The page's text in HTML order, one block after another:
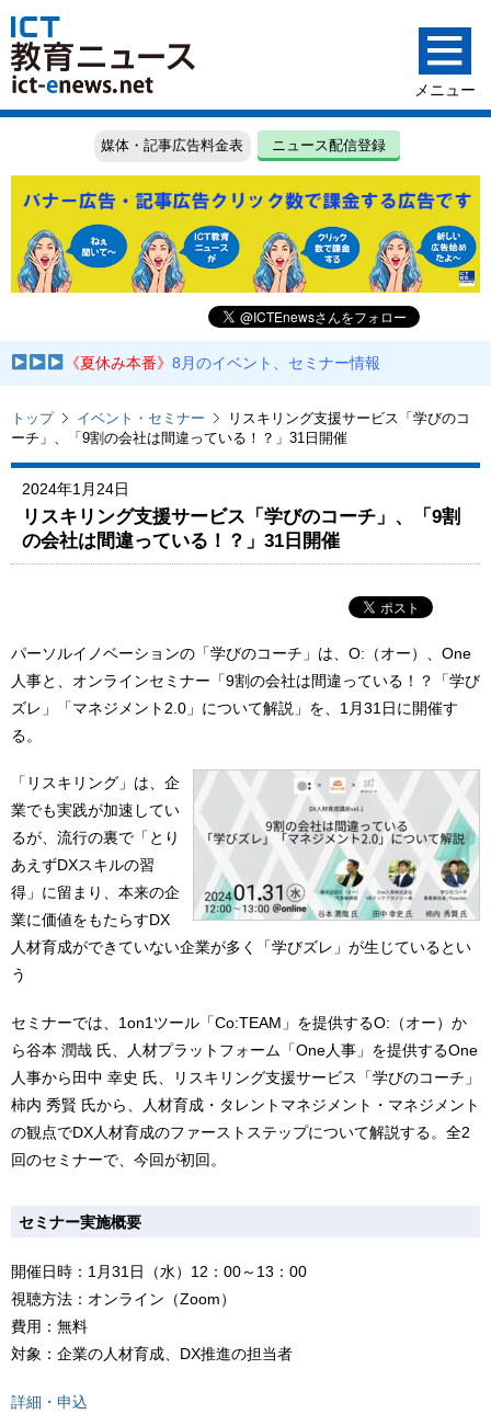
媒体・記事広告料金表 ニュース配信登録
《夏休み本番》8月のイベント、セミナー情報
トップ イベント・セミナー
リスキリング支援サービス「学びのコ
ーチ」、「9割の会社は間違っている！？」31日開催
2024年1月24日
リスキリング支援サービス「学びのコーチ」、「9割
の会社は間違っている！？」31日開催
パーソルイノベーションの「学びのコーチ」は、O:（オー）、One
人事と、オンラインセミナー「9割の会社は間違っている！？「学び
ズレ」「マネジメント2.0」について解説」を、1月31日に開催す
る。
「リスキリング」は、企
業でも実践が加速してい
るが、流行の裏で「とり
あえずDXスキルの習
得」に留まり、本来の企
業に価値をもたらすDX
人材育成ができていない企業が多く「学びズレ」が生じているとい
う
セミナーでは、1on1ツール「Co:TEAM」を提供するO:（オー）か
ら谷本 潤哉 氏、人材プラットフォーム「One人事」を提供するOne
人事から田中 幸史 氏、リスキリング支援サービス「学びのコーチ」
柿内 秀賢 氏から、人材育成・タレントマネジメント・マネジメント
の観点でDX人材育成のファーストステップについて解説する。全2
回のセミナーで、今回が初回。
セミナー実施概要
開催日時：1月31日（水）12：00～13：00
視聴方法：オンライン（Zoom）
費用：無料
対象：企業の人材育成、DX推進の担当者
詳細・申込